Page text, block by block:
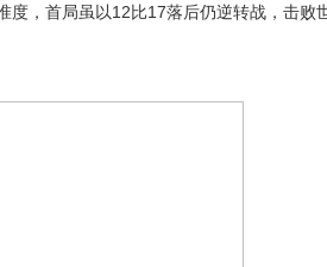
，首局虽以12比17落后仍逆转战，击败